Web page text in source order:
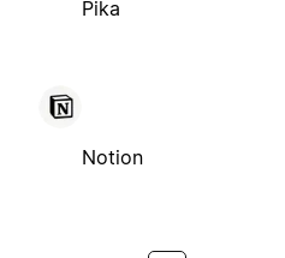
Pika
Notion